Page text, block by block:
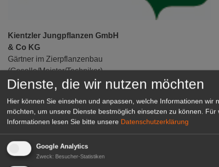
Kientzler Jungpflanzen GmbH
& Co KG
Gärtner im Zierpflanzenbau
(Geselle/Meister/Techniker)
(m/w/d)
zur Stellenanzeige
Dienste, die wir nutzen möchten
Hier können Sie einsehen und anpassen, welche Informationen wir
möchten, um unsere Dienste bestmöglich einsetzen zu können.
Für
Informationen lesen Sie bitte unsere Datenschutzerklärung
Google Analytics
Zweck: Besucher-Statistiken